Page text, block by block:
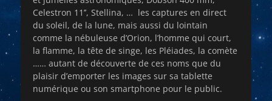
Celestron 11’’, Stellina, … les captures en direct
du soleil, de la lune, mais aussi du lointain
comme la nébuleuse d’Orion, l’homme qui court,
la flamme, la tête de singe, les Pléiades, la comète
…… autant de découverte de ces noms que du
plaisir d’emporter les images sur sa tablette
numérique ou son smartphone pour le public.